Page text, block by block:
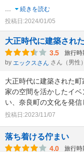
続きを読む
投稿日:2024/01/05
大正時代に建築され
3.5 旅行時
by エックスさん さん（男性）
大正時代に建築された
家の空間を活かしたイ
い、奈良町の文化を発信
投稿日:2023/11/07
落ち着ける佇まい
4.0 旅行時